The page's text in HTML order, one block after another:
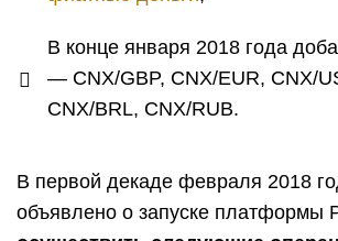
В конце января 2018 года
— CNX/GBP, CNX/EUR, CNX/
CNX/BRL, CNX/RUB.
В первой декаде февраля 2018
объявлено о запуске платформы